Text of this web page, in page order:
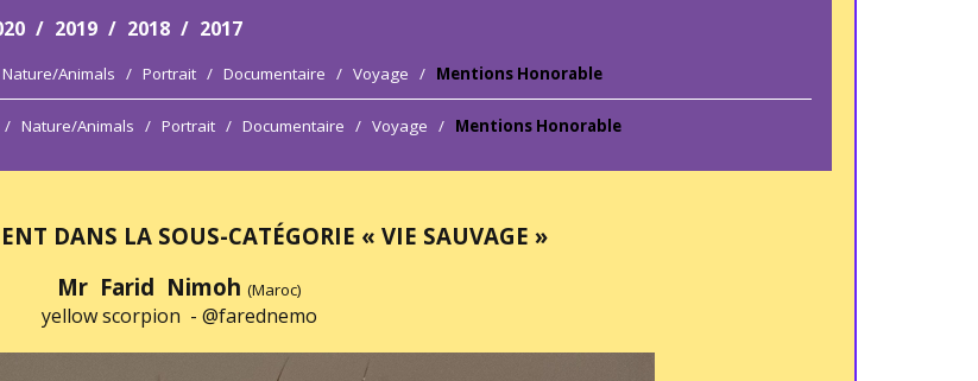
/ 2019 / 2018 / 2017
Nature/Animals / Portrait / Documentaire / Voyage / Mentions Honorable
/ Nature/Animals / Portrait / Documentaire / Voyage / Mentions Honorable
DANS LA SOUS-CATÉGORIE « VIE SAUVAGE »
Mr Farid Nimoh (Maroc)
yellow scorpion - @farednemo